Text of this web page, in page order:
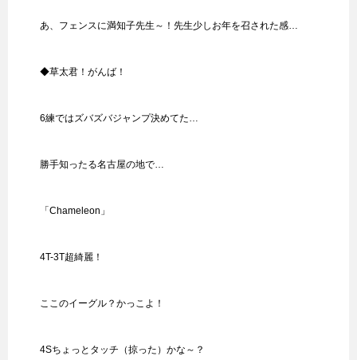
あ、フェンスに満知子先生～！先生少しお年を召された感…
◆草太君！がんば！
6練ではズバズバジャンプ決めてた…
勝手知ったる名古屋の地で…
「Chameleon」
4T-3T超綺麗！
ここのイーグル？かっこよ！
4Sちょっとタッチ（掠った）かな～？